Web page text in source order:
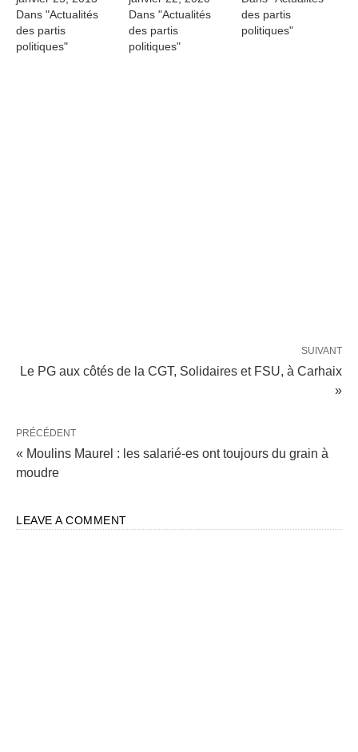
Dans "Actualités
des partis
politiques"
Dans "Actualités
des partis
politiques"
des partis
politiques"
SUIVANT
Le PG aux côtés de la CGT, Solidaires et FSU, à Carhaix
»
PRÉCÉDENT
« Moulins Maurel : les salarié-es ont toujours du grain à
moudre
LEAVE A COMMENT